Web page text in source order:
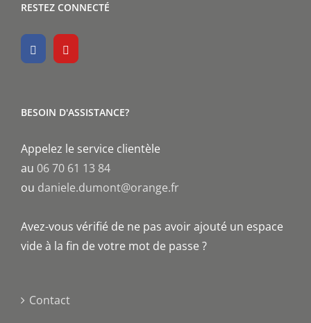
RESTEZ CONNECTÉ
BESOIN D'ASSISTANCE?
Appelez le service clientèle
au 06 70 61 13 84
ou daniele.dumont@orange.fr
Avez-vous vérifié de ne pas avoir ajouté un espace
vide à la fin de votre mot de passe ?
Contact